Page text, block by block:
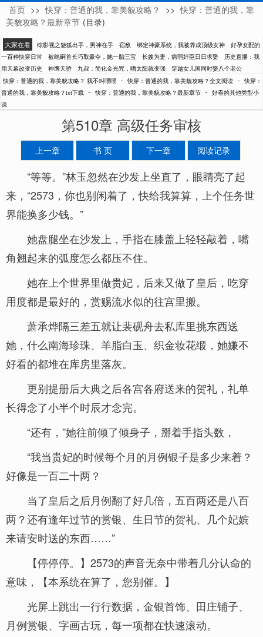
我不叫喂喂
首页 >> 快穿：普通的我，靠美貌攻略？ >> 快穿：普通的我，靠
美貌攻略？最新章节 (目录)
大家在看 综影视之魅狐出手，男神在手 宿敌 绑定神豪系统，我被养成顶级女神
好孕女配的
一百种快穿日常
被绝嗣首长巧取豪夺，她一胎三宝 长嫂为妻，病弱奸臣日日求娶
历史直播：我
用天幕改变历史
神鹰天骄 九叔：简化金光咒，晒太阳就变强
穿越女儿国同时娶八个老公
快穿：普通的我，靠美貌攻略？ 我不叫喂喂 - 快穿：普通的我，靠美貌攻略？全文阅读 - 快穿：
普通的我，靠美貌攻略？txt下载 - 快穿：普通的我，靠美貌攻略？最新章节 - 好看的其他类型小
说
第510章 高级任务审核
上一章 书 页 下一章 阅读记录
“等等。”林玉忽然在沙发上坐直了，眼睛亮了起
来，“2573，你也别闲着了，快给我算算，上个任务世
界能换多少钱。”
她盘腿坐在沙发上，手指在膝盖上轻轻敲着，嘴
角翘起来的弧度怎么都压不住。
她在上个世界里做贵妃，后来又做了皇后，吃穿
用度都是最好的，赏赐流水似的往宫里搬。
萧承烨隔三差五就让裴砚舟去私库里挑东西送
她，什么南海珍珠、羊脂白玉、织金妆花缎，她嫌不
好看的都堆在库房里落灰。
更别提册后大典之后各宫各府送来的贺礼，礼单
长得念了小半个时辰才念完。
“还有，”她往前倾了倾身子，掰着手指头数，
“我当贵妃的时候每个月的月例银子是多少来着？
好像是一百二十两？
当了皇后之后月例翻了好几倍，五百两还是八百
两？还有逢年过节的赏银、生日节的贺礼、几个妃嫔
来请安时送的东西……”
【停停停。】2573的声音无奈中带着几分认命的
意味，【本系统在算了，您别催。】
光屏上跳出一行行数据，金银首饰、田庄铺子、
月例赏银、字画古玩，每一项都在快速滚动。